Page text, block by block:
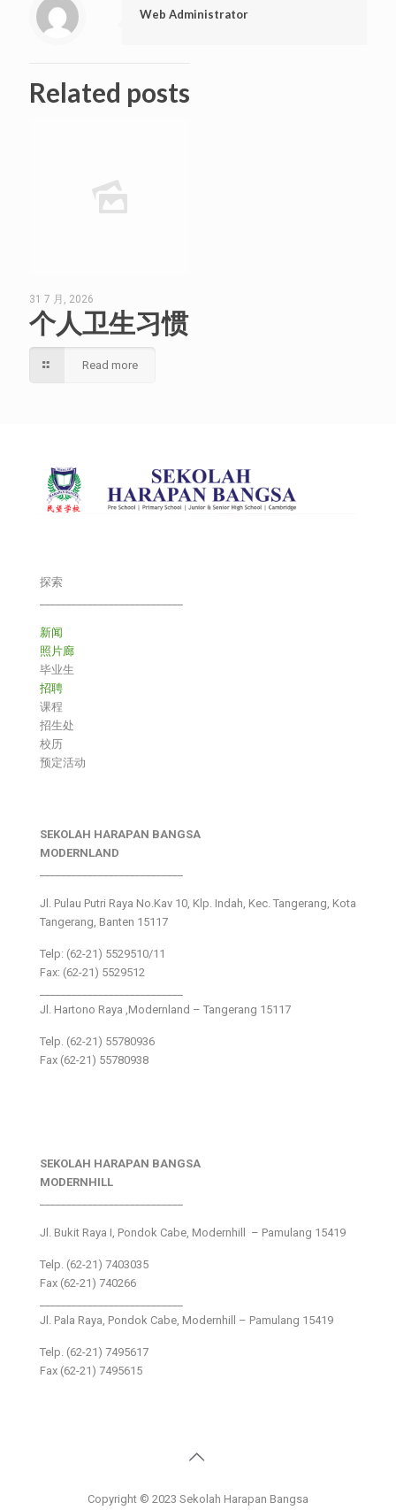
Web Administrator
Related posts
31 7 月, 2026
个人卫生习惯
Read more
探索
新闻
照片廊
毕业生
招聘
课程
招生处
校历
预定活动
SEKOLAH HARAPAN BANGSA
MODERNLAND
Jl. Pulau Putri Raya No.Kav 10, Klp. Indah, Kec. Tangerang, Kota
Tangerang, Banten 15117
Telp: (62-21) 5529510/11
Fax: (62-21) 5529512
Jl. Hartono Raya ,Modernland – Tangerang 15117
Telp. (62-21) 55780936
Fax (62-21) 55780938
SEKOLAH HARAPAN BANGSA
MODERNHILL
Jl. Bukit Raya I, Pondok Cabe, Modernhill – Pamulang 15419
Telp. (62-21) 7403035
Fax (62-21) 740266
Jl. Pala Raya, Pondok Cabe, Modernhill – Pamulang 15419
Telp. (62-21) 7495617
Fax (62-21) 7495615
Copyright © 2023 Sekolah Harapan Bangsa